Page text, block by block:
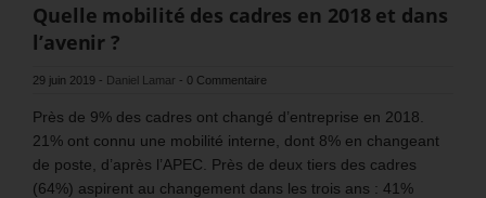
Quelle mobilité des cadres en 2018 et dans
l’avenir ?
29 juin 2019 - Daniel Lamar - 0 Commentaire
Près de 9% des cadres ont changé d’entreprise en 2018.
21% ont connu une mobilité interne, dont 8% en changeant
de poste, d’après l’APEC. Près de deux tiers des cadres
(64%) aspirent au changement dans les trois ans : 41%